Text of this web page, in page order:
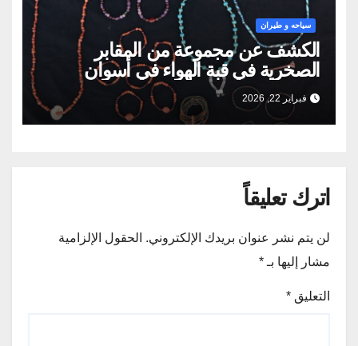
سياحه و طيران
الكشف عن مجموعة من المقابر
الصخرية في قبة الهواء في أسوان
فبراير 22, 2026
اترك تعليقاً
لن يتم نشر عنوان بريدك الإلكتروني. الحقول الإلزامية
مشار إليها بـ *
التعليق *